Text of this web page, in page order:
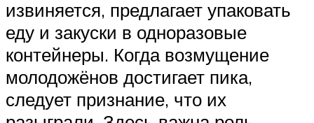
извиняется, предлагает упаковать
еду и закуски в одноразовые
контейнеры. Когда возмущение
молодожёнов достигает пика,
следует признание, что их